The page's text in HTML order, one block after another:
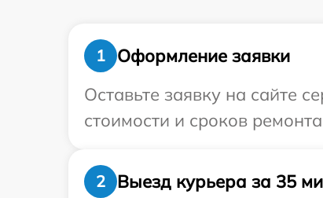
1
Оформление заявки
Оставьте заявку на сайте
стоимости и сроков
2
Выезд курьера за 35